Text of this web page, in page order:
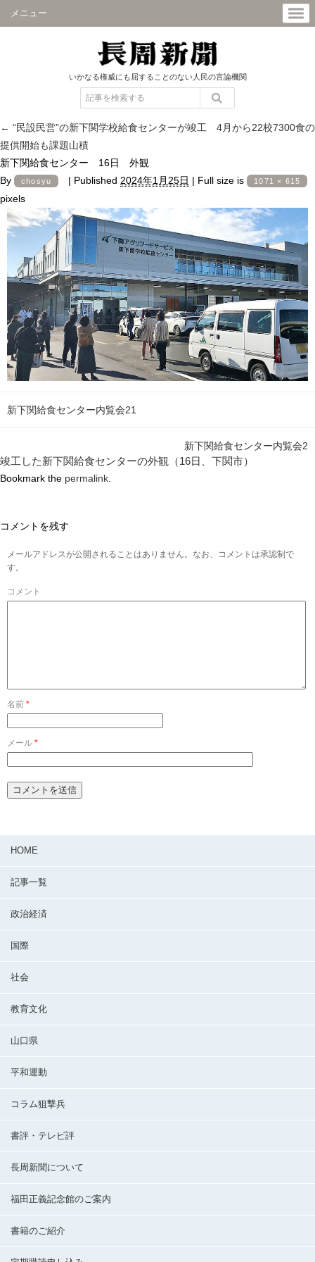
メニュー
いかなる権威にも屈することのない人民の言論機関
← “民設民営”の新下関学校給食センターが竣工 4月から22校7300食の
提供開始も課題山積
新下関給食センター 16日 外観
By
chosyu | Published 2024年1月25日 | Full size is 1071 × 615
pixels
新下関給食センター内覧会21
新下関給食センター内覧会2
竣工した新下関給食センターの外観（16日、下関市）
Bookmark the permalink
コメントを残す
メールアドレスが公開されることはありません。なお、コメントは承認制で
す。
コメント
名前 *
メール *
HOME
記事一覧
政治経済
国際
社会
教育文化
山口県
平和運動
コラム狙撃兵
書評・テレビ評
長周新聞について
福田正義記念館のご案内
書籍のご紹介